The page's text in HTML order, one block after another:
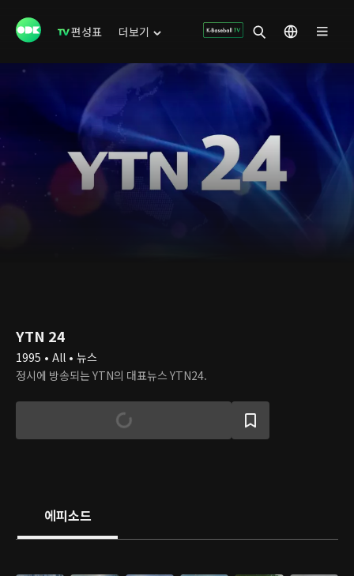
편성표 더보기
YTN 24
1995 • All • 뉴스
정시에 방송되는 YTN의 대표뉴스 YTN24.
에피소드